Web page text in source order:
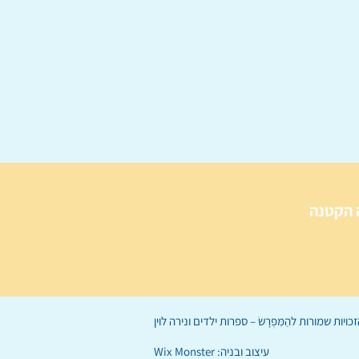
הקטנה
הַמִּפְרָשׂ – ספרות ילדים ונירה לוין
עיצוב ובניה: Wix Monster